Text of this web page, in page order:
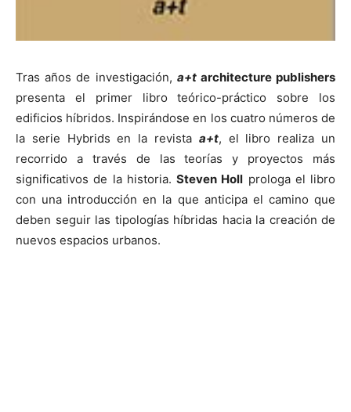
Tras años de investigación, a+tarchitecture publishers
presenta el primer libro teórico-práctico sobre los
edificios híbridos. Inspirándose en los cuatro números de
la serie Hybrids en la revista a+t, el libro realiza un
recorrido a través de las teorías y proyectos más
significativos de la historia. Steven Holl prologa el libro
con una introducción en la que anticipa el camino que
deben seguir las tipologías híbridas hacia la creación de
nuevos espacios urbanos.